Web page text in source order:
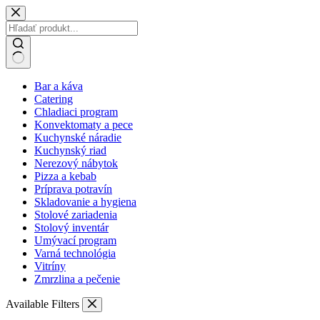
Skip
to
content
results Bar a káva
Catering
Chladiaci program
Konvektomaty a pece
Kuchynské náradie
Kuchynský riad
Nerezový nábytok
Pizza a kebab
Príprava potravín
Skladovanie a hygiena
Stolové zariadenia
Stolový inventár
Umývací program
Varná technológia
Vitríny
Zmrzlina a pečenie
Available Filters